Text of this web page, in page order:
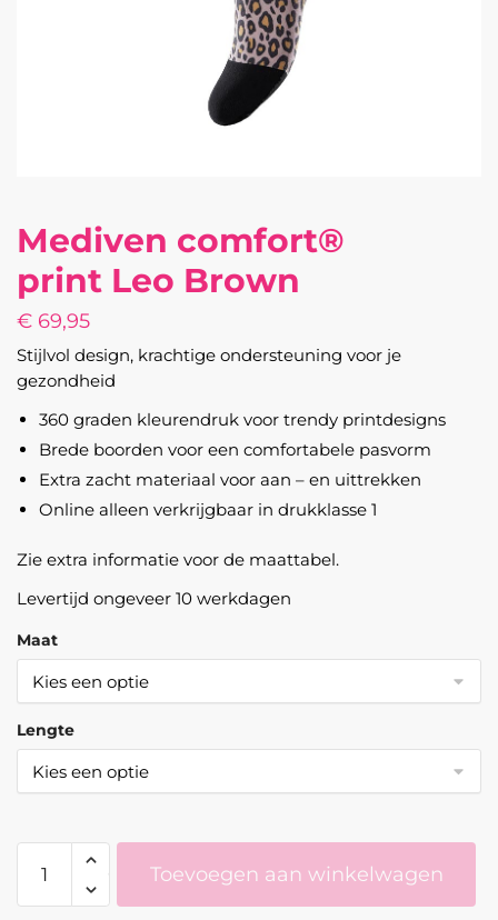
Mediven comfort®
print Leo Brown
€ 69,95
Stijlvol design, krachtige ondersteuning voor je
gezondheid
360 graden kleurendruk voor trendy printdesigns
Brede boorden voor een comfortabele pasvorm
Extra zacht materiaal voor aan – en uittrekken
Online alleen verkrijgbaar in drukklasse 1
Zie extra informatie voor de maattabel.
Levertijd ongeveer 10 werkdagen
Maat
Lengte
comfort®
print
Toevoegen aan winkelwagen